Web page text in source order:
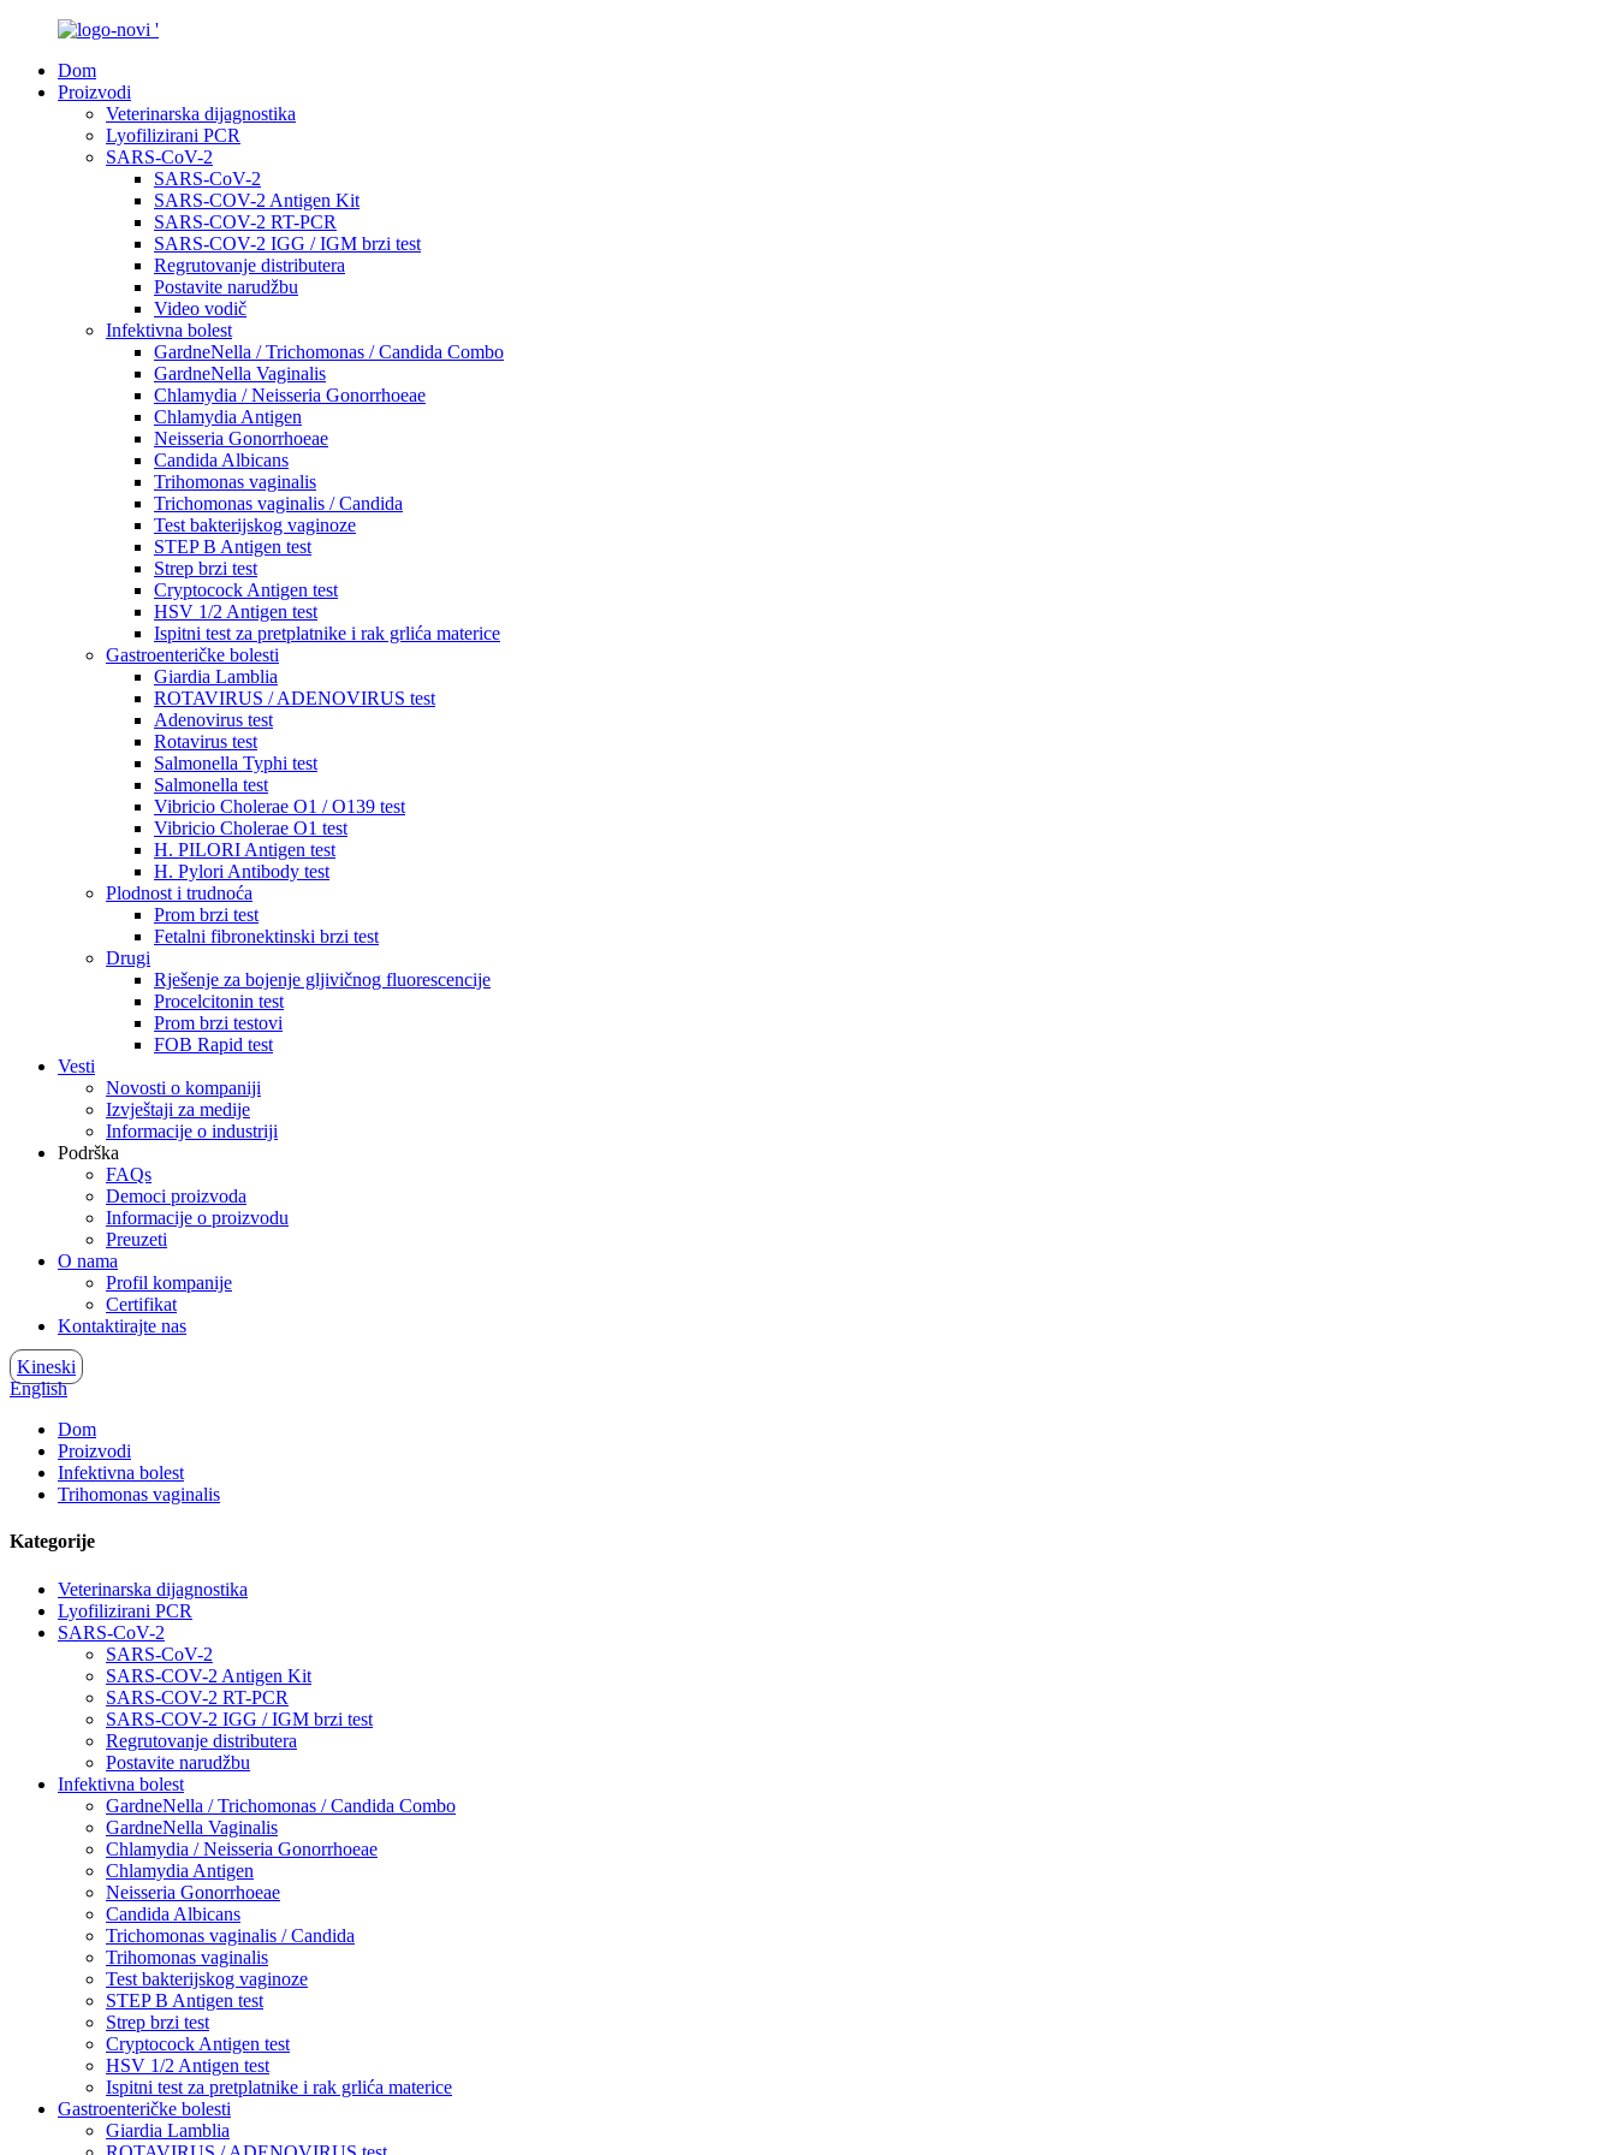
Dom
Proizvodi
Veterinarska dijagnostika
Lyofilizirani PCR
SARS-CoV-2
SARS-CoV-2
SARS-COV-2 Antigen Kit
SARS-COV-2 RT-PCR
SARS-COV-2 IGG / IGM brzi test
Regrutovanje distributera
Postavite narudžbu
Video vodič
Infektivna bolest
GardneNella / Trichomonas / Candida Combo
GardneNella Vaginalis
Chlamydia / Neisseria Gonorrhoeae
Chlamydia Antigen
Neisseria Gonorrhoeae
Candida Albicans
Trihomonas vaginalis
Trichomonas vaginalis / Candida
Test bakterijskog vaginoze
STEP B Antigen test
Strep brzi test
Cryptocock Antigen test
HSV 1/2 Antigen test
Ispitni test za pretplatnike i rak grlića materice
Gastroenteričke bolesti
Giardia Lamblia
ROTAVIRUS / ADENOVIRUS test
Adenovirus test
Rotavirus test
Salmonella Typhi test
Salmonella test
Vibricio Cholerae O1 / O139 test
Vibricio Cholerae O1 test
H. PILORI Antigen test
H. Pylori Antibody test
Plodnost i trudnoća
Prom brzi test
Fetalni fibronektinski brzi test
Drugi
Rješenje za bojenje gljivičnog fluorescencije
Procelcitonin test
Prom brzi testovi
FOB Rapid test
Vesti
Novosti o kompaniji
Izvještaji za medije
Informacije o industriji
Podrška
FAQs
Democi proizvoda
Informacije o proizvodu
Preuzeti
O nama
Profil kompanije
Certifikat
Kontaktirajte nas
Kineski
English
Dom
Proizvodi
Infektivna bolest
Trihomonas vaginalis
Kategorije
Veterinarska dijagnostika
Lyofilizirani PCR
SARS-CoV-2
SARS-CoV-2
SARS-COV-2 Antigen Kit
SARS-COV-2 RT-PCR
SARS-COV-2 IGG / IGM brzi test
Regrutovanje distributera
Postavite narudžbu
Infektivna bolest
GardneNella / Trichomonas / Candida Combo
GardneNella Vaginalis
Chlamydia / Neisseria Gonorrhoeae
Chlamydia Antigen
Neisseria Gonorrhoeae
Candida Albicans
Trichomonas vaginalis / Candida
Trihomonas vaginalis
Test bakterijskog vaginoze
STEP B Antigen test
Strep brzi test
Cryptocock Antigen test
HSV 1/2 Antigen test
Ispitni test za pretplatnike i rak grlića materice
Gastroenteričke bolesti
Giardia Lamblia